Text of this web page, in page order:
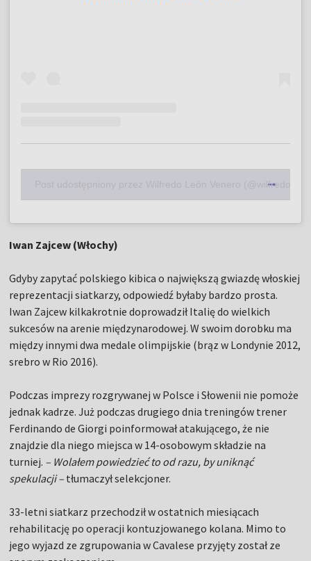
Post udostępniony przez Wilfredo León Venero
Iwan Zajcew (Włochy)
Gdyby zapytać polskiego kibica o największą gwiazdę włoskiej
reprezentacji siatkarzy, odpowiedź byłaby bardzo prosta.
Iwan Zajcew kilkakrotnie doprowadził Italię do wielkich
sukcesów na arenie międzynarodowej. W swoim dorobku ma
między innymi dwa medale olimpijskie (brąz w Londynie 2012,
srebro w Rio 2016).
Podczas imprezy rozgrywanej w Polsce i Słowenii nie pomoże
jednak kadrze. Już podczas drugiego dnia treningów trener
Ferdinando de Giorgi poinformował atakującego, że nie
znajdzie dla niego miejsca w 14-osobowym składzie na
turniej. – Wolałem powiedzieć to od razu, by uniknąć
spekulacji – tłumaczył selekcjoner.
33-letni siatkarz przechodził w ostatnich miesiącach
rehabilitację po operacji kontuzjowanego kolana. Mimo to
jego wyjazd ze zgrupowania w Cavalese przyjęty został ze